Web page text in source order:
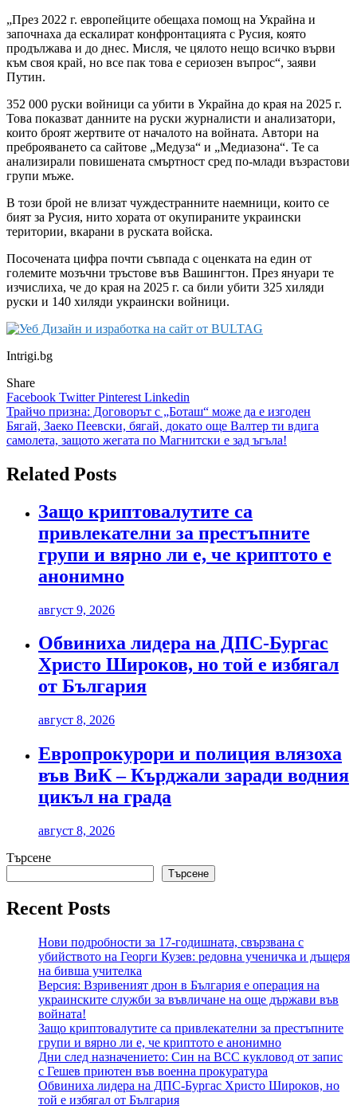
„През 2022 г. европейците обещаха помощ на Украйна и
започнаха да ескалират конфронтацията с Русия, която
продължава и до днес. Мисля, че цялото нещо всичко върви
към своя край, но все пак това е сериозен въпрос“, заяви
Путин.
352 000 руски войници са убити в Украйна до края на 2025 г.
Това показват данните на руски журналисти и анализатори,
които броят жертвите от началото на войната. Автори на
преброяването са сайтове „Медуза“ и „Медиазона“. Те са
анализирали повишената смъртност сред по-млади възрастови
групи мъже.
В този брой не влизат чуждестранните наемници, които се
бият за Русия, нито хората от окупираните украински
територии, вкарани в руската войска.
Посочената цифра почти съвпада с оценката на един от
големите мозъчни тръстове във Вашингтон. През януари те
изчислиха, че до края на 2025 г. са били убити 325 хиляди
руски и 140 хиляди украински войници.
Intrigi.bg
Share
Facebook TwitterPinterest Linkedin
Навигация
Трайчо призна: Договорът с „Боташ“ може да е изгоден
Бягай, Заеко Пеевски, бягай, докато още Валтер ти вдига
самолета, защото жегата по Магнитски е зад ъгъла!
Related Posts
Защо криптовалутите са
привлекателни за престъпните
групи и вярно ли е, че криптото е
анонимно
август 9, 2026
Обвиниха лидера на ДПС-Бургас
Христо Широков, но той е избягал
от България
август 8, 2026
Европрокурори и полиция влязоха
във ВиК – Кърджали заради водния
цикъл на града
август 8, 2026
Търсене
Търсене
Recent Posts
Нови подробности за 17-годишната, свързвана с
убийството на Георги Кузев: редовна ученичка и дъщеря
на бивша учителка
Версия: Взривеният дрон в България е операция на
украинските служби за въвличане на още държави във
войната!
Защо криптовалутите са привлекателни за престъпните
групи и вярно ли е, че криптото е анонимно
Дни след назначението: Син на ВСС кукловод от запис
с Гешев приютен във военна прокуратура
Обвиниха лидера на ДПС-Бургас Христо Широков, но
той е избягал от България